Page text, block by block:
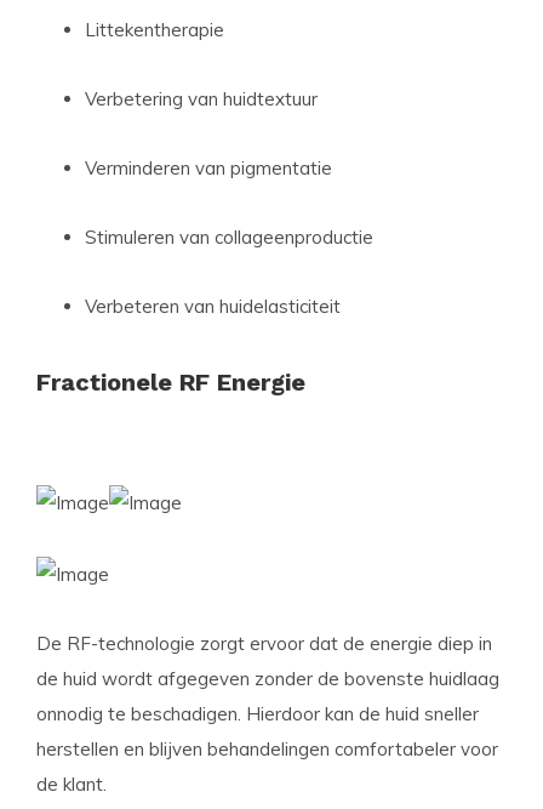
Littekentherapie
Verbetering van huidtextuur
Verminderen van pigmentatie
Stimuleren van collageenproductie
Verbeteren van huidelasticiteit
Fractionele RF Energie
De RF-technologie zorgt ervoor dat de energie diep in
de huid wordt afgegeven zonder de bovenste huidlaag
onnodig te beschadigen. Hierdoor kan de huid sneller
herstellen en blijven behandelingen comfortabeler voor
de klant.